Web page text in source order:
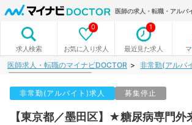
医師の求人・転職・アルバ
求人検索 お気に入り求人
0
最近見た求人
1
医師求人・転職のマイナビDOCTOR 非常勤(アルバ
非常勤(アルバイト)求人 募集停止
【東京都／墨田区】★糖尿病専門